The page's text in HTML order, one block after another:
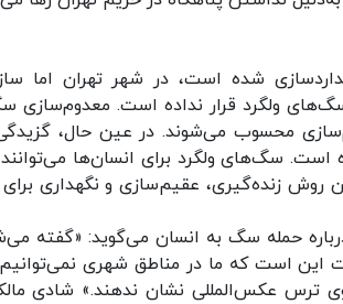
سگ‌های ولگرد تا 15درصد استانداردسازی شده است، در شهر
ولگرد قرار نداده است. معدوم‌سازی
محسوب می‌شوند. در عین حال،
سگ‌های ولگرد برای انسان‌ها می‌توانند
روش زنده‌گیری، عقیم‌سازی و نگهداری
حمله سگ‌ به انسان می‌گوید: «گفته
این است که ما در مناطق شهری
ترس عکس‌المللی نشان ندهند.» شادی